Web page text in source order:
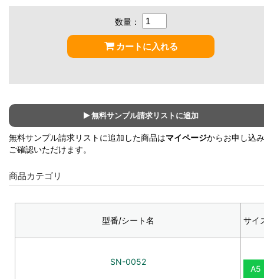
数量：
カートに入れる
無料サンプル請求リストに追加
無料サンプル請求リストに追加した商品はマイページからお申し込
ご確認いただけます。
商品カテゴリ
型番/シート名 サイ
SN-0052
A5